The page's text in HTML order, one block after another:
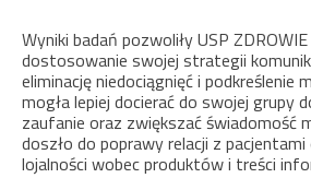
Wyniki badań pozwoliły USP ZDROWIE
dostosowanie swojej strategii
eliminację niedociągnięć i podkreślenie
mogła lepiej docierać do swojej grupy
zaufanie oraz zwiększać świadomość
doszło do poprawy relacji z
lojalności wobec produktów i treści